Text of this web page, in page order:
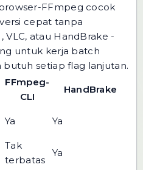
FFmpeg cocok
cepat tanpa
atau HandBrake -
untuk kerja batch
setiap flag lanjutan.
FFmpeg-
CLI
HandBrake
Ya Ya
Tak
terbatas
Ya